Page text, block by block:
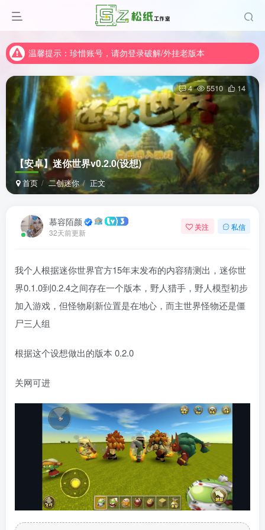
温馨提示：珍惜账号，请勿登录破解/外挂老版本
温馨提示：珍惜账号，请勿登录破解/外挂老版本
温馨提示：珍惜账号，请勿登录破解/外挂老版本
【安卓】迷你世界v0.2.0(设想)
首页 二创迷你 正文
4 5510 14
慕容陌颜
32天前更新
关注 私信
我个人根据迷你世界官方15年末发布的内容猜测出，迷你世
界0.1.0到0.2.4之间存在一个版本，野人猎手，野人模型初步
加入游戏，但怪物刷新位置是在地心，而主世界怪物还是僵
尸三人组
根据这个设想做出的版本 0.2.0
关网可进